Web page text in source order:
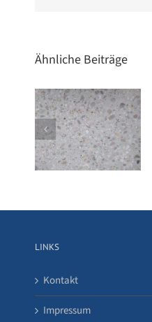
Ähnliche Beiträge
Betonfräsen effizient
LINKS
Kontakt
Impressum